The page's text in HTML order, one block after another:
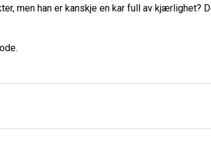
men han er kanskje en kar full av kjærlighet?